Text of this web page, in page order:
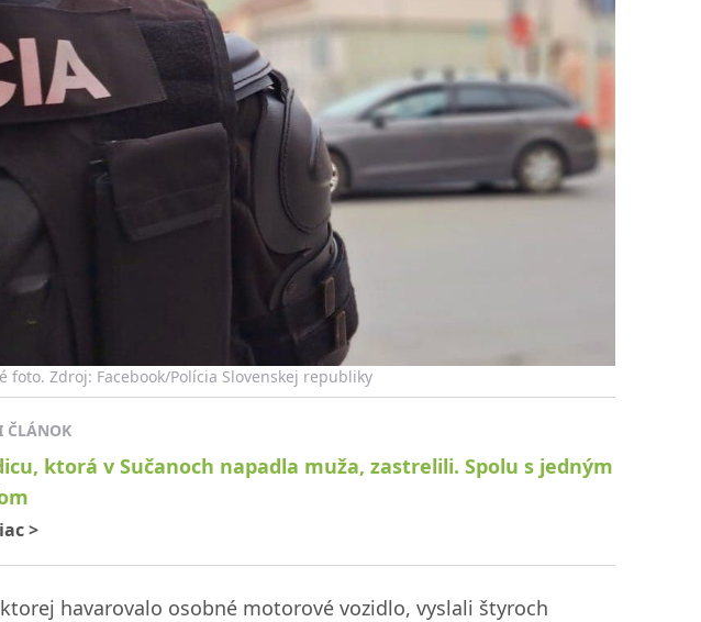
foto. Zdroj: Facebook/Polícia Slovenskej republiky
ČLÁNOK
ktorá v Sučanoch napadla muža, zastrelili. Spolu s jedným
>
havarovalo osobné motorové vozidlo, vyslali štyroch